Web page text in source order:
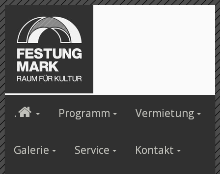
. Programm Vermietung
Galerie Service Kontakt